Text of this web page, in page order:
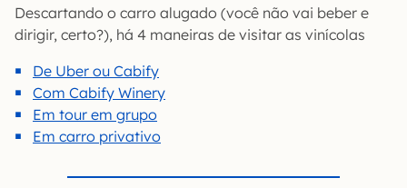
Descartando o carro alugado (você não vai beber e
dirigir, certo?), há 4 maneiras de visitar as vinícolas
De Uber ou Cabify
Com Cabify Winery
Em tour em grupo
Em carro privativo